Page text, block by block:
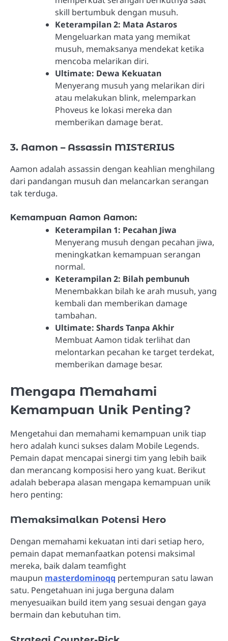
skill bertumbuk dengan musuh.
Keterampilan 2: Mata Astaros
Mengeluarkan mata yang memikat
musuh, memaksanya mendekat ketika
mencoba melarikan diri.
Ultimate: Dewa Kekuatan
Menyerang musuh yang melarikan diri
atau melakukan blink, melemparkan
Phoveus ke lokasi mereka dan
memberikan damage berat.
3. Aamon – Assassin MISTERIUS
Aamon adalah assassin dengan keahlian menghilang
dari pandangan musuh dan melancarkan serangan
tak terduga.
Kemampuan Aamon Aamon:
Keterampilan 1: Pecahan Jiwa
Menyerang musuh dengan pecahan jiwa,
meningkatkan kemampuan serangan
normal.
Keterampilan 2: Bilah pembunuh
Menembakkan bilah ke arah musuh, yang
kembali dan memberikan damage
tambahan.
Ultimate: Shards Tanpa Akhir
Membuat Aamon tidak terlihat dan
melontarkan pecahan ke target terdekat,
memberikan damage besar.
Mengapa Memahami
Kemampuan Unik Penting?
Mengetahui dan memahami kemampuan unik tiap
hero adalah kunci sukses dalam Mobile Legends.
Pemain dapat mencapai sinergi tim yang lebih baik
dan merancang komposisi hero yang kuat. Berikut
adalah beberapa alasan mengapa kemampuan unik
hero penting:
Memaksimalkan Potensi Hero
Dengan memahami kekuatan inti dari setiap hero,
pemain dapat memanfaatkan potensi maksimal
mereka, baik dalam teamfight
maupun masterdominoqq pertempuran satu lawan
satu. Pengetahuan ini juga berguna dalam
menyesuaikan build item yang sesuai dengan gaya
bermain dan kebutuhan tim.